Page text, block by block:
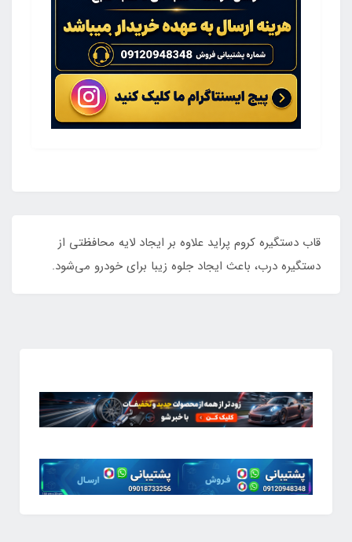
قاب دستگیره کروم پراید علاوه بر ایجاد لایه محافظتی از
دستگیره درب، باعث ایجاد جلوه زیبا برای خودرو می‌شود.